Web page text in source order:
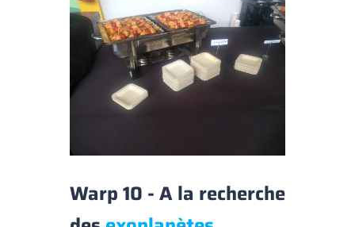
Warp 10 - A la recherche